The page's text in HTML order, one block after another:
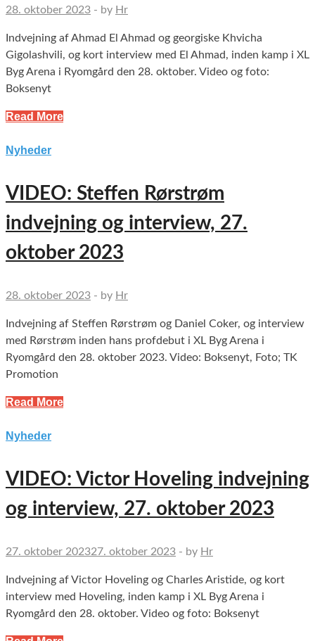
28. oktober 2023 - by Hr
Indvejning af Ahmad El Ahmad og georgiske Khvicha
Gigolashvili, og kort interview med El Ahmad, inden kamp i XL
Byg Arena i Ryomgård den 28. oktober. Video og foto:
Boksenyt
Read More
Nyheder
VIDEO: Steffen Rørstrøm
indvejning og interview, 27.
oktober 2023
28. oktober 2023 - by Hr
Indvejning af Steffen Rørstrøm og Daniel Coker, og interview
med Rørstrøm inden hans profdebut i XL Byg Arena i
Ryomgård den 28. oktober 2023. Video: Boksenyt, Foto; TK
Promotion
Read More
Nyheder
VIDEO: Victor Hoveling indvejning
og interview, 27. oktober 2023
27. oktober 202327. oktober 2023 - by Hr
Indvejning af Victor Hoveling og Charles Aristide, og kort
interview med Hoveling, inden kamp i XL Byg Arena i
Ryomgård den 28. oktober. Video og foto: Boksenyt